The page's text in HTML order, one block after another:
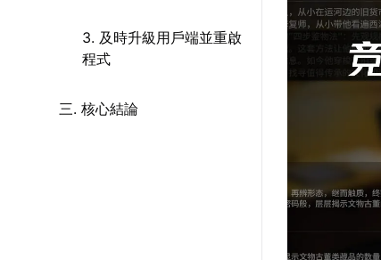
3. 及時升級用戶端並重啟
程式
三. 核心結論